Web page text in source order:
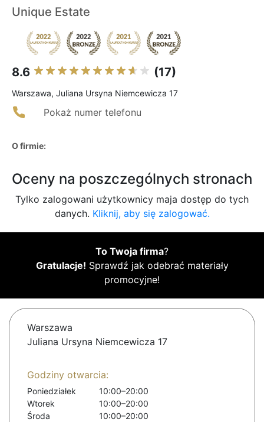
Unique Estate
8.6 (17)
Warszawa, Juliana Ursyna Niemcewicza 17
Pokaż numer telefonu
O firmie:
Oceny na poszczególnych stronach
Tylko zalogowani użytkownicy maja dostęp do tych
danych. Kliknij, aby się zalogować.
To Twoja firma?
Gratulacje! Sprawdź jak odebrać materiały
promocyjne!
Warszawa
Juliana Ursyna Niemcewicza 17
Godziny otwarcia:
Poniedziałek
10:00–20:00
Wtorek
10:00–20:00
Środa
10:00–20:00